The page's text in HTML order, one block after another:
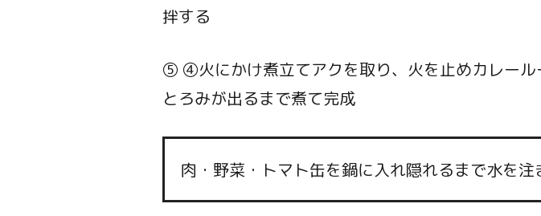
拌する
⑤ ④火にかけ煮立てアクを取り、火を止めカレー
とろみが出るまで煮て完成
肉・野菜・トマト缶を鍋に入れ隠れるまで水を